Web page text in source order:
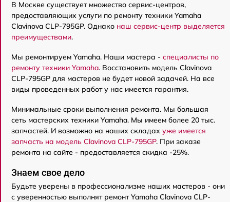
В Москве существует множество сервис-центров,
предоставляющих услуги по ремонту техники Yamaha
Clavinova CLP-795GP. Однако наш сервис-центр выделяется
преимуществами.
Мы ремонтируем Yamaha. Наши мастера - специалисты по
ремонту техники Yamaha. Восстановить модель Clavinova
CLP-795GP для мастеров не будет новой задачей. На все
виды проведенных работ у нас имеется гарантия.
Минимальные сроки выполнения ремонта. Мы большая
сеть мастерских техники Yamaha. Мы имеем более 20 тыс.
запчастей. И возможно на наших складах уже имеется
запчасть на модель Clavinova CLP-795GP. При заказе
ремонта на сайте - предоставляется скидка -25%.
Знаем свое дело
Будьте уверены в профессионализме наших мастеров - они
с уверенностью выполнят ремонт Yamaha Clavinova CLP-